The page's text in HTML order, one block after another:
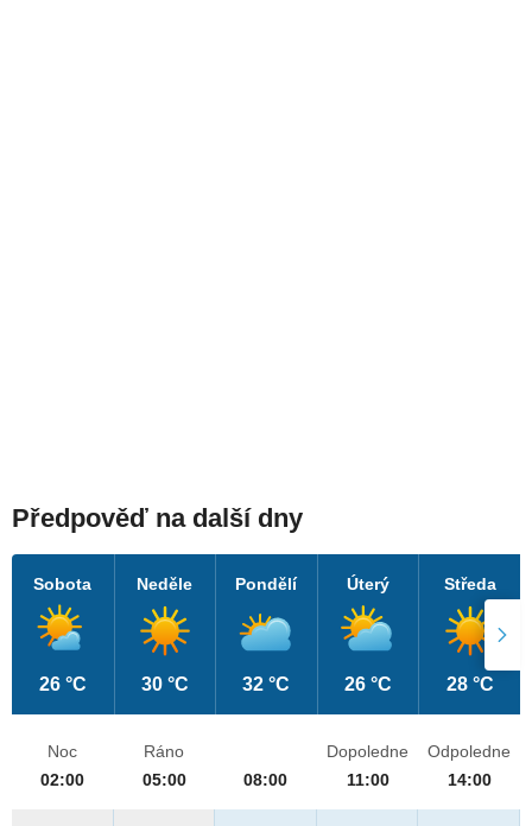
Předpověď na další dny
Sobota
26 °C
Neděle
30 °C
Pondělí
32 °C
Úterý
26 °C
Středa
28 °C
Noc
02:00
Ráno
05:00
08:00
Dopoledne
11:00
Odpoledne
14:00